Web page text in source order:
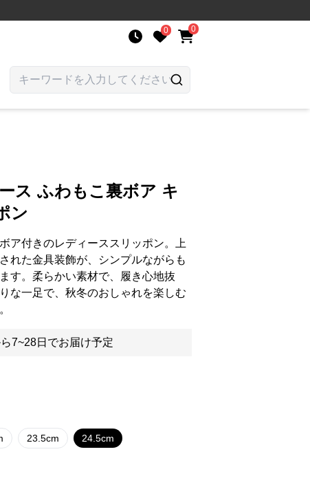
0 0
ス ふわもこ裏ボア キ
ン
ア付きのレディーススリッポン。上
れた金具装飾が、シンプルながらも
す。柔らかい素材で、履き心地抜
な一足で、秋冬のおしゃれを楽しむ
7~28日でお届け予定
23.5cm 24.5cm